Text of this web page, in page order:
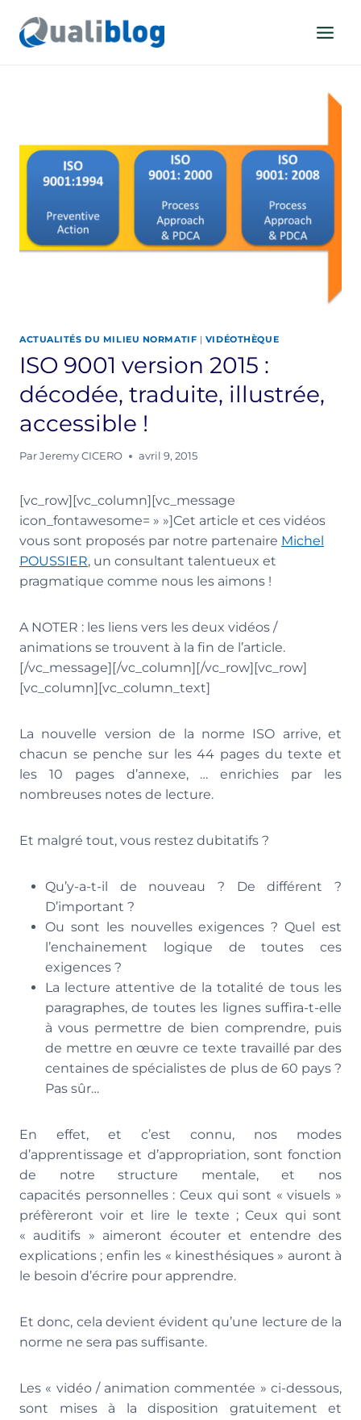
contenu
ACTUALITÉS DU MILIEU NORMATIF | VIDÉOTHÈQUE
ISO 9001 version 2015 :
décodée, traduite, illustrée,
accessible !
Par Jeremy CICERO avril 9, 2015
[vc_row][vc_column][vc_message
icon_fontawesome= » »]Cet article et ces vidéos
vous sont proposés par notre partenaire Michel
POUSSIER, un consultant talentueux et
pragmatique comme nous les aimons !
A NOTER : les liens vers les deux vidéos /
animations se trouvent à la fin de l’article.
[/vc_message][/vc_column][/vc_row][vc_row]
[vc_column][vc_column_text]
La nouvelle version de la norme ISO arrive, et
chacun se penche sur les 44 pages du texte et
les 10 pages d’annexe, … enrichies par les
nombreuses notes de lecture.
Et malgré tout, vous restez dubitatifs ?
Qu’y-a-t-il de nouveau ? De différent ?
D’important ?
Ou sont les nouvelles exigences ? Quel est
l’enchainement logique de toutes ces
exigences ?
La lecture attentive de la totalité de tous les
paragraphes, de toutes les lignes suffira-t-elle
à vous permettre de bien comprendre, puis
de mettre en œuvre ce texte travaillé par des
centaines de spécialistes de plus de 60 pays ?
Pas sûr…
En effet, et c’est connu, nos modes
d’apprentissage et d’appropriation, sont fonction
de notre structure mentale, et nos
capacités personnelles : Ceux qui sont « visuels »
préfèreront voir et lire le texte ; Ceux qui sont
« auditifs » aimeront écouter et entendre des
explications ; enfin les « kinesthésiques » auront à
le besoin d’écrire pour apprendre.
Et donc, cela devient évident qu’une lecture de la
norme ne sera pas suffisante.
Les « vidéo / animation commentée » ci-dessous,
sont mises à la disposition gratuitement et